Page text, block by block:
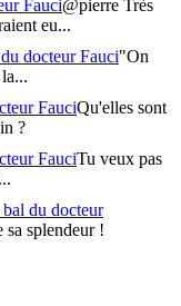
Fauci@pierre Très
eu...
docteur Fauci"On
FauciQu'elles sont
?
FauciTu veux pas
du docteur
sa splendeur !